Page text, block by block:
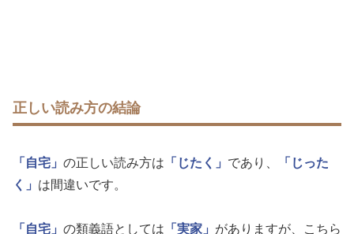
正しい読み方の結論
「自宅」 の正しい読み方は 「じたく」 であり、
「じった
く」 は間違いです。
「自宅」 の類義語としては 「実家」 がありますが、こちら